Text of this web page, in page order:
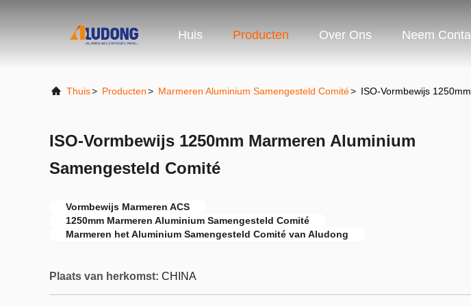
Huis Producten Over Ons Neem
Thuis> Producten> Marmeren Aluminium Samengesteld Comité> ISO-Vormbewijs
ISO-Vormbewijs 1250mm Marmeren Aluminium
Samengesteld Comité
Vormbewijs Marmeren ACS
1250mm Marmeren Aluminium Samengesteld Comité
Marmeren het Aluminium Samengesteld Comité van Aludong
Plaats van herkomst: CHINA